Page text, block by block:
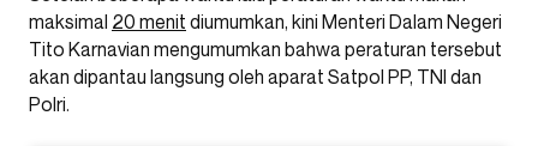
maksimal 20 menit diumumkan, kini Menteri Dalam Negeri
Tito Karnavian mengumumkan bahwa peraturan tersebut
akan dipantau langsung oleh aparat Satpol PP, TNI dan
Polri.